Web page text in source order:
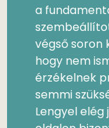
a
végső soron
hogy nem
érzékelnek
semmi
Lengyel elég